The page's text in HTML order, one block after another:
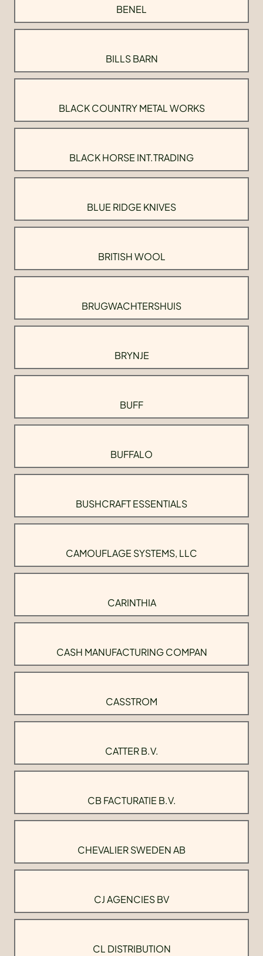
BENEL
BILLS BARN
BLACK COUNTRY METAL WORKS
BLACK HORSE INT.TRADING
BLUE RIDGE KNIVES
BRITISH WOOL
BRUGWACHTERSHUIS
BRYNJE
BUFF
BUFFALO
BUSHCRAFT ESSENTIALS
CAMOUFLAGE SYSTEMS, LLC
CARINTHIA
CASH MANUFACTURING COMPAN
CASSTROM
CATTER B.V.
CB FACTURATIE B.V.
CHEVALIER SWEDEN AB
CJ AGENCIES BV
CL DISTRIBUTION